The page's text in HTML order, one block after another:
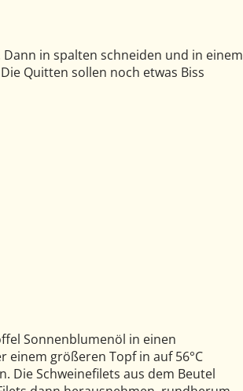
in spalten schneiden und in einem
Quitten sollen noch etwas Biss
Sonnenblumenöl in einen
einem größeren Topf in auf 56°C
Die Schweinefilets aus dem Beutel